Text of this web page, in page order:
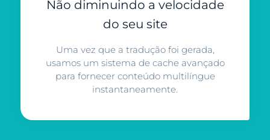
Não diminuindo a velocidade
do seu site
Uma vez que a tradução foi gerada,
usamos um sistema de cache avançado
para fornecer conteúdo multilíngue
instantaneamente.